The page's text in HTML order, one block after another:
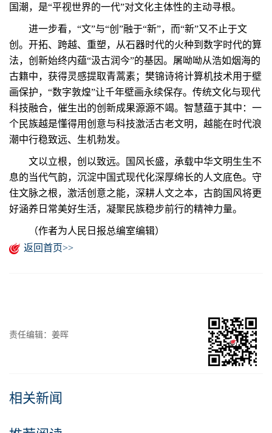
国潮，是“平视世界的一代”对文化主体性的主动寻根。
进一步看，“文”与“创”融于“新”，而“新”又不止于文
创。开拓、跨越、重塑，从石器时代的火种到数字时代的算
法，创新始终内蕴“汲古润今”的基因。屠呦呦从浩如烟海的
古籍中，获得灵感提取青蒿素；樊锦诗将计算机技术用于壁
画保护，“数字敦煌”让千年壁画永续保存。传统文化与现代
科技融合，催生出的创新成果源源不竭。智慧蕴于其中：一
个民族越是懂得用创意与科技激活古老文明，越能在时代浪
潮中行稳致远、生机勃发。
文以立根，创以致远。国风长盛，承载中华文明生生不
息的当代气韵，沉淀中国式现代化深厚绵长的人文底色。守
住文脉之根，激活创意之能，深耕人文之本，古韵国风将更
好涵养日常美好生活，凝聚民族稳步前行的精神力量。
（作者为人民日报总编室编辑）
返回首页>>
责任编辑：姜晖
相关新闻